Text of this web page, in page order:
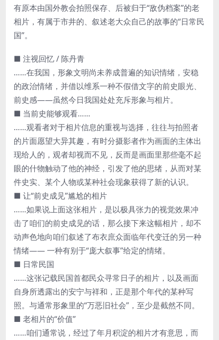
有原本由国外教会拍照保存、后被归于“敌伪档案”的老
相片，有属于市井的、叙述老大众自己的故事的“日常民
国”。
■ 注视回忆 / 陈丹青
……在我国，形象文明尚未养成普遍的知识情绪，安稳
的政治情绪，并借以维系一种不假借文字的前史眼光、
前史感——虽然今日我国处处充斥形象与相片。
■ 当前史能够观看……
……观看者对于相片信息的重视与选择，往往与拍照者
的片面愿望大异其趣，有时分摄影者作为画面的主体出
现给人的，观者却视而不见，反而是画面里那些毫不起
眼的什物触动了他的神经，引发了他的思绪，从而对某
件史实、某个人物或某种社会现象获得了新的认识。
■ 让“前史成见”尴尬的相片
……如果说上面这张相片，是以极具张力的视觉效果冲
击了咱们的前史成见的话，那么接下来这幅相片，却不
动声色地向咱们叙述了布衣庶众面临年代变迁的另一种
情绪—— 一种有别于“庞大叙事”给定的情绪。
■ 日常民国
……这张记载民国首都民众寻常日子的相片，以及画面
自身所透露出的安宁与祥和，正是那个年代的某种写
照。与通常形象里的“万恶旧社会”，至少是截然不同。
■ 老相片的“价值”
……咱们通常说，经过了年月积淀的相片才有意思，而